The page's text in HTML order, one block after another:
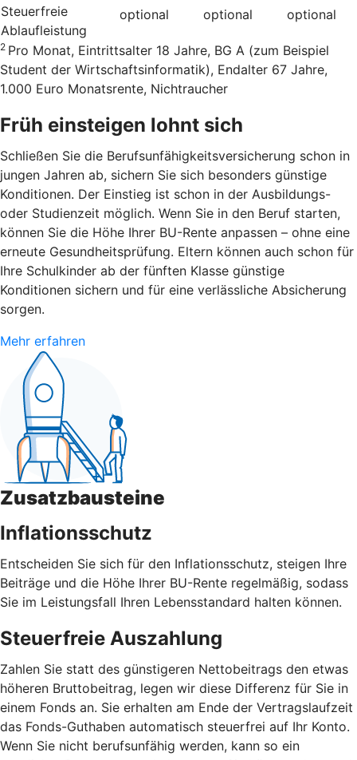
Steuerfreie
Ablaufleistung
optional optional optional
2 Pro Monat, Eintrittsalter 18 Jahre, BG A (zum Beispiel
Student der Wirtschaftsinformatik), Endalter 67 Jahre,
1.000 Euro Monatsrente, Nichtraucher
Früh einsteigen lohnt sich
Schließen Sie die Berufsunfähigkeitsversicherung schon in
jungen Jahren ab, sichern Sie sich besonders günstige
Konditionen. Der Einstieg ist schon in der Ausbildungs-
oder Studienzeit möglich. Wenn Sie in den Beruf starten,
können Sie die Höhe Ihrer BU-Rente anpassen – ohne eine
erneute Gesundheitsprüfung. Eltern können auch schon für
Ihre Schulkinder ab der fünften Klasse günstige
Konditionen sichern und für eine verlässliche Absicherung
sorgen.
Mehr erfahren
Zusatzbausteine
Inflationsschutz
Entscheiden Sie sich für den Inflationsschutz, steigen Ihre
Beiträge und die Höhe Ihrer BU-Rente regelmäßig, sodass
Sie im Leistungsfall Ihren Lebensstandard halten können.
Steuerfreie Auszahlung
Zahlen Sie statt des günstigeren Nettobeitrags den etwas
höheren Bruttobeitrag, legen wir diese Differenz für Sie in
einem Fonds an. Sie erhalten am Ende der Vertragslaufzeit
das Fonds-Guthaben automatisch steuerfrei auf Ihr Konto.
Wenn Sie nicht berufsunfähig werden, kann so ein